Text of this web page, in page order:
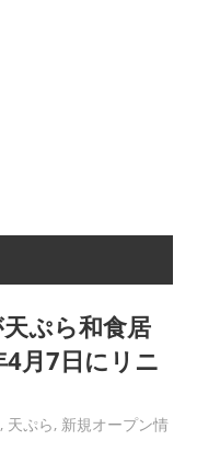
ぷら和食居
月7日にリニ
, 天ぷら, 新規オープン情